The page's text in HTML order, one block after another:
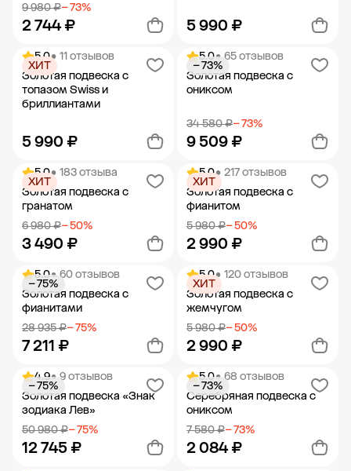
9 980 ₽− 73%
2 744 ₽
Добавить в корзину
5 990 ₽
Добавить в корзину
5.0• 11 отзывов
Золотая подвеска с
топазом Swiss и
бриллиантами
5 990 ₽
ХИТ
Добавить в корзину
5.0• 65 отзывов
Золотая подвеска с
ониксом
34 580 ₽− 73%
9 509 ₽
− 73%
Добавить в корзину
5.0• 183 отзыва
Золотая подвеска с
гранатом
6 980 ₽− 50%
3 490 ₽
ХИТ
Добавить в корзину
5.0• 217 отзывов
Золотая подвеска с
фианитом
5 980 ₽− 50%
2 990 ₽
ХИТ
Добавить в корзину
5.0• 60 отзывов
Золотая подвеска с
фианитами
28 935 ₽− 75%
7 211 ₽
− 75%
Добавить в корзину
5.0• 120 отзывов
Золотая подвеска с
жемчугом
5 980 ₽− 50%
2 990 ₽
ХИТ
Добавить в корзину
4.9• 9 отзывов
Золотая подвеска «Знак
зодиака Лев»
50 980 ₽− 75%
12 745 ₽
− 75%
5.0• 68 отзывов
Серебряная подвеска с
ониксом
7 580 ₽− 73%
2 084 ₽
− 73%